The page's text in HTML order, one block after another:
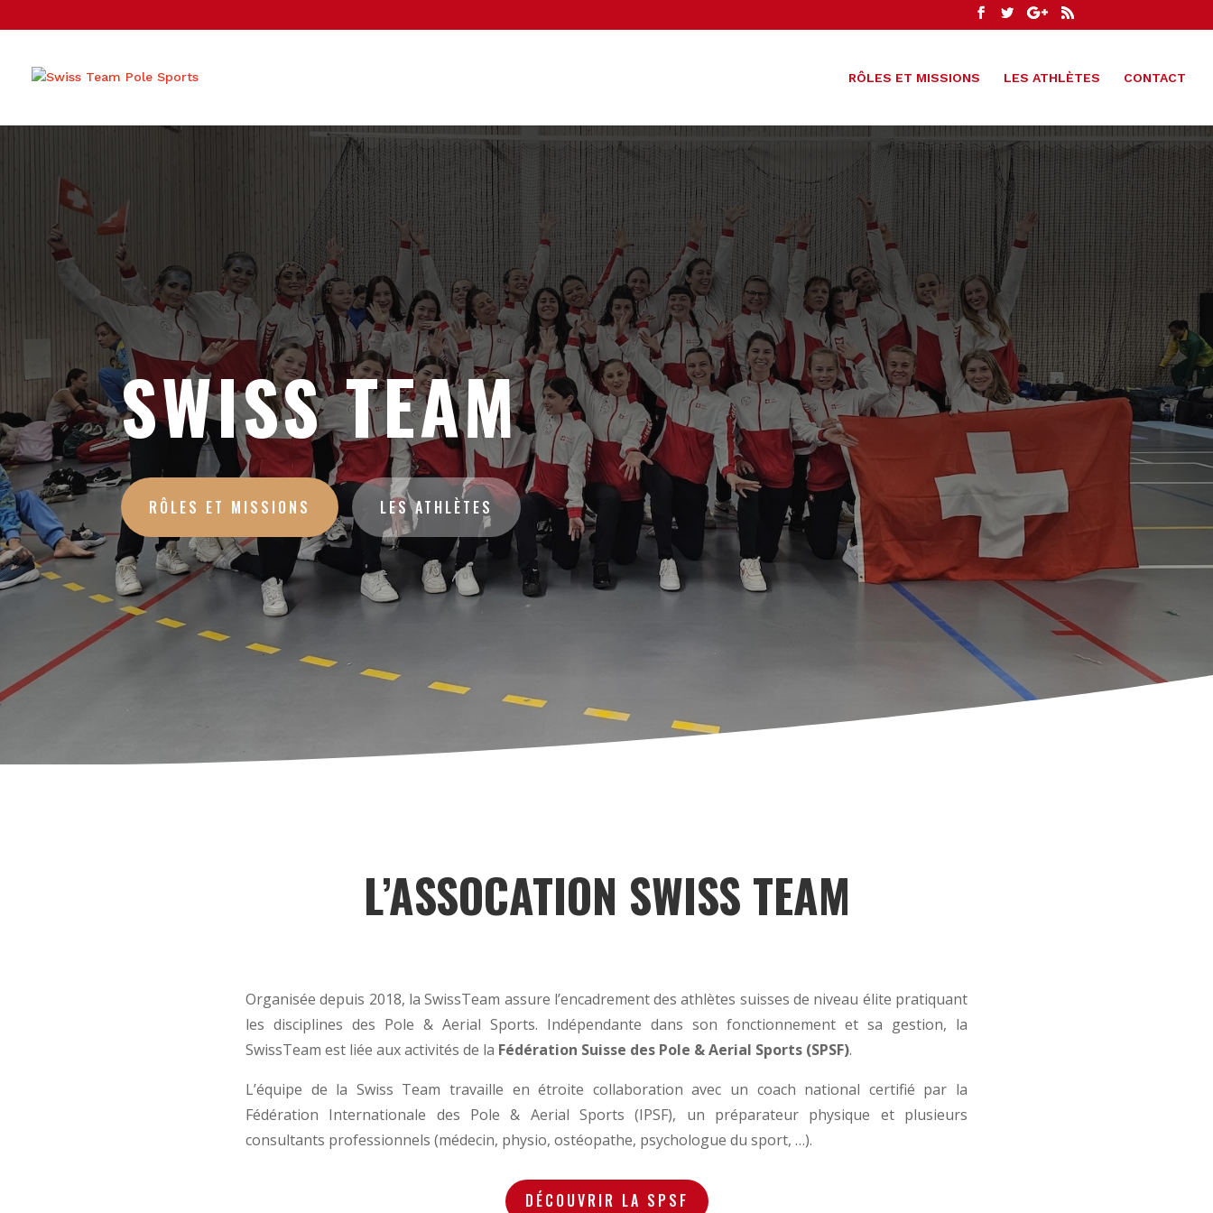
RÔLES ET MISSIONS LES ATHLÈTES CONTACT
SWISS TEAM
RÔLES ET MISSIONS LES ATHLÈTES
L’ASSOCATION SWISS TEAM
Organisée depuis 2018, la SwissTeam assure l’encadrement des athlètes suisses de niveau élite pratiquant
les disciplines des Pole & Aerial Sports. Indépendante dans son fonctionnement et sa gestion, la
SwissTeam est liée aux activités de la Fédération Suisse des Pole & Aerial Sports (SPSF).
L’équipe de la Swiss Team travaille en étroite collaboration avec un coach national certifié par la
Fédération Internationale des Pole & Aerial Sports (IPSF), un préparateur physique et plusieurs
consultants professionnels (médecin, physio, ostéopathe, psychologue du sport, …).
DÉCOUVRIR LA SPSF